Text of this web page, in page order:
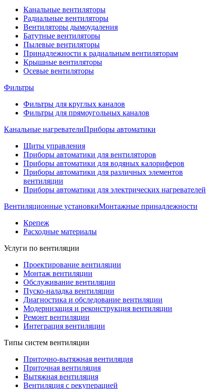
Канальные вентиляторы
Радиальные вентиляторы
Вентиляторы дымоудаления
Батутные вентиляторы
Пылевые вентиляторы
Принадлежности к радиальным вентиляторам
Крышные вентиляторы
Осевые вентиляторы
Фильтры
Фильтры для круглых каналов
Фильтры для прямоугольных каналов
Канальные нагревателиПриборы автоматики
Щиты управления
Приборы автоматики для вентиляторов
Приборы автоматики для водяных калориферов
Приборы автоматики для различных элементов
вентиляции
Приборы автоматики для электрических нагревателей
Вентиляционные установкиМонтажные принадлежности
Крепеж
Расходные материалы
Услуги по вентиляции
Проектирование вентиляции
Монтаж вентиляции
Обслуживание вентиляции
Пуско-наладка вентиляции
Диагностика и обследование вентиляции
Модернизация и реконструкция вентиляции
Ремонт вентиляции
Интеграция вентиляции
Типы систем вентиляции
Приточно-вытяжная вентиляция
Приточная вентиляция
Вытяжная вентиляция
Вентиляция с рекуперацией